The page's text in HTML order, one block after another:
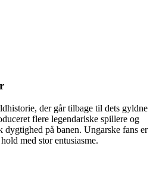
der går tilbage til dets gyldne
flere legendariske spillere og
på banen. Ungarske fans er
med stor entusiasme.